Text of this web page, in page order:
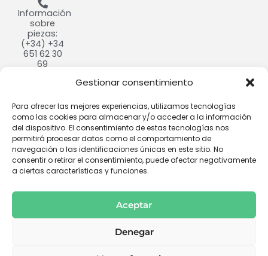
Gestionar consentimiento
Para ofrecer las mejores experiencias, utilizamos tecnologías
como las cookies para almacenar y/o acceder a la información
del dispositivo. El consentimiento de estas tecnologías nos
permitirá procesar datos como el comportamiento de
navegación o las identificaciones únicas en este sitio. No
consentir o retirar el consentimiento, puede afectar negativamente
a ciertas características y funciones.
Aceptar
Denegar
Información
sobre
piezas:
(+34) +34
651 62 30
69
info@cultivdron.com​
Calle
Ramón y
Cajal, 9,
37184
Villares de
la Reina,
Salamanca​